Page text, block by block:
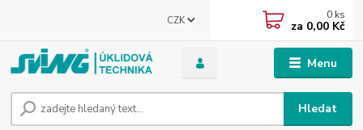
Menu
CZK
Hledat
0 ks
za 0,00 Kč